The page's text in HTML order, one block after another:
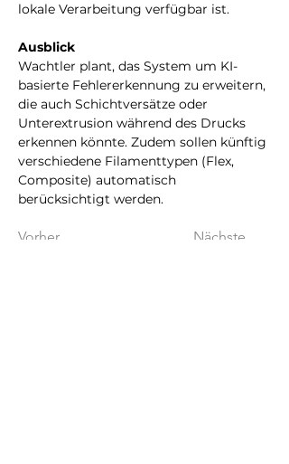
lokale Verarbeitung verfügbar ist.
Ausblick
Wachtler plant, das System um KI-
basierte Fehlererkennung zu erweitern,
die auch Schichtversätze oder
Unterextrusion während des Drucks
erkennen könnte. Zudem sollen künftig
verschiedene Filamenttypen (Flex,
Composite) automatisch
berücksichtigt werden.
Vorher Nächste